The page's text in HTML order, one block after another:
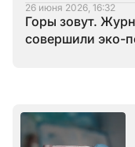
26 июня 2026, 16:32
Горы зовут.
совершили эко-